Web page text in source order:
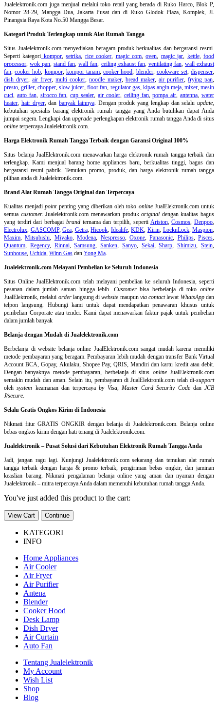
Jualelektronik.com juga menjual melalui toko retail yang berada di Ruko Harco, Blok P,
Nomor 28-29, Mangga Dua, Jakarta Pusat dan di Ruko Glodok Plaza, Komplek, Jl.
Pinangsia Raya Kota No.50 Mangga Besar.
Kategori Produk Terlengkap untuk Alat Rumah Tangga
Situs Jualelektronik.com menyediakan beragam produk berkualitas dan bergaransi resmi.
Seperti kategori kompor,setrika rice cooker magic com,oven magic jar kettle,food
processor ,wok pan ,stand fan ,wall fan ceiling exhaust fan, ventilating fan, wall exhaust
fan ,cooker hob kompor, kompor tanam,cooker hood blender, cookware set,dispenser
dish dryer ,air fryer ,multi cooker ,noodle maker, bread maker, air purifier, frying pan
presto ,griller ,chopper ,slow juicer ,floor fan regulator gas, kipas angin meja, mixer,mesin
cuci auto fan, sirocco fan ,cup sealer ,air cooler, ceiling fan,pompa air ,antenna ,water
heater hair dryer, dan banyak lainnya. Dengan produk yang lengkap dan selalu update
kebutuhan spesialis barang elektronik rumah tangga yang Anda butuhkan dapat Anda
jumpai segera. Lengkapi danupgrade perlengkapan elektronik rumah tangga Anda di situs
online terpercaya Jualelektronik.com.
Harga Elektronik Rumah Tangga Terbaik dengan Garansi Original 100%
Situs belanjaJualElektronik.com menawarkan harga elektronik rumah tangga terbaik dan
terlengkap. Kami menjual barang home appliances baru, berkualitas tinggi, bagus dan
bergaransi resmi pabrik. Temukan promo, produk, dan harga elektronik rumah tangga
pilihan anda di Jualelektronik.com.
Brand Alat Rumah Tangga Original dan Terpercaya
Kualitas menjadipointpenting yang diberikan oleh toko onlineJualElektronik.com untuk
semua customer. Jualelektronik.com menawarkan produkoriginal dengan kualitas bagus
yang terdiri dari berbagai brandternama dan terpilih, seperti Ariston,Cosmos ,Denpoo
Electrolux GASCOMP,Gea Getra,Hicook Idealife,KDK Kirin, LocknLock,Maspion
Maxim ,Mitsubishi Miyako,Modena Nespresso, Oxone,Panasonic Philips, Pisces
Quantum
Regency, Rinnai,Samsung ,Sanken Sanyo, Sekai,Sharp ,Shimizu ,Stein
Sunhouse Uchida Winn Gas dan Yong Ma
Jualelektronik.com Melayani Pembelian ke Seluruh Indonesia
Situs Online JualElektronik.com telah melayani pembelian ke seluruh Indonesia, seperti
pesanan dalam jumlah satuan hingga lebih. Customerbisa berbelanja di tokoonline
JualElektronik, melalui orderlangsung diwebsite maupun via contactlewat WhatsAppdan
telpon langsung
Hubungi kami untuk dapat mendapatkan penawaran khusus untuk
pembelian Corporate atau tender. Kami dapat menawarkan faktur pajak untuk pembelian
dalam jumlah banyak
Belanja dengan Mudah di Jualelektronik.com
Berbelanja diwebsite belanja online JualElektronik.com sangat mudah karena memiliki
metode pembayaran yang beragam. Pembayaran lebih mudah dengan transfer Bank Virtual
Account BCA, Gopay, Akulaku, Shopee Pay, QRIS, Mandiri dan kartu kredit atau debit.
Dengan banyaknya metode pembayaran, berbelanja di situs onlineJualElektronik.com
semakin mudah dan aman. Selain itu, pembayaran di JualElektronik.com telah di-support
olehsystem keamanan dan terpercayaby Visa, Master Card Security Codedan JCB
J/secure
Selalu Gratis Ongkos Kirim di Indonesia
Nikmati fitur GRATIS ONGKIR dengan belanja di Jualelektronik.com. Belanja online
bebas ongkos kirim dengan hati tenang di Jualelektronik.com.
Jualelektronik – Pusat Solusi dari Kebutuhan Elektronik Rumah Tangga Anda
Jadi, jangan ragu lagi. Kunjungi Jualelektronik.com sekarang dan temukan alat rumah
tangga terbaik dengan harga & promo terbaik, pengiriman bebas ongkir, dan jaminan
keaslian barang. Nikmati pengalaman belanja online yang aman dan nyaman dengan
Jualelektronik – mitra terpercaya Anda dalam memenuhi kebutuhan rumah tangga Anda.
You've just added this product to the cart:
View Cart Continue
KATEGORI
INFO
Home Appliances
Air Cooler
Air Fryer
Air Purifier
Antena
Blender
Cooker Hood
Desk Lamp
Dish Dryer
Air Curtain
Auto Fan
Tentang Jualelektronik
My Account
Wish List
Shop
Blog